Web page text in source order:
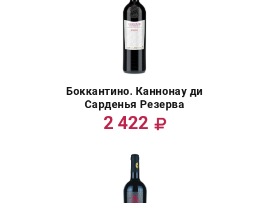
Боккантино. Каннонау ди
Сарденья Резерва
2 422